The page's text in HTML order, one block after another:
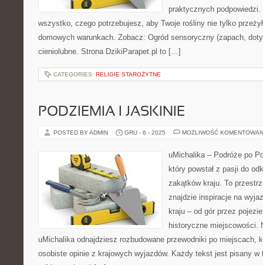
praktycznych
wszystko, czego potrzebujesz, aby Twoje rośliny nie tylko
domowych warunkach. Zobacz: Ogród sensoryczny (zapach,
cieniolubne. Strona DzikiParapet.pl to […]
CATEGORIES: RELIGIE STAROŻYTNE
PODZIEMIA I JASKINIE
POSTED BY ADMIN GRU - 6 - 2025 MOŻLIWOŚĆ
uMichalika – Podróże po
który powstał z pasji do
zakątków kraju. To
znajdzie inspiracje na
kraju – od gór przez
historyczne miejscowości.
uMichalika odnajdziesz rozbudowane przewodniki po miejscach,
osobiste opinie z krajowych wyjazdów. Każdy tekst jest pisany w